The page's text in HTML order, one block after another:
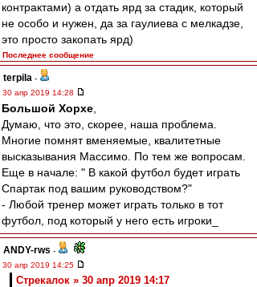
контрактами) а отдать ярд за стадик, который
не особо и нужен, да за гаулиева с мелкадзе,
это просто закопать ярд)
Последнее сообщение
terpila -
30 апр 2019 14:28
Большой Хорхе
Думаю, что это, скорее, наша проблема.
Многие помнят вменяемые, квалитетные
высказывания Массимо. По тем же вопросам.
Еще в начале: " В какой футбол будет играть
Спартак под вашим руководством?"
- Любой тренер может играть только в тот
футбол, под который у него есть игроки_
ANDY-rws -
30 апр 2019 14:25
Стрекалок » 30 апр 2019 14:17